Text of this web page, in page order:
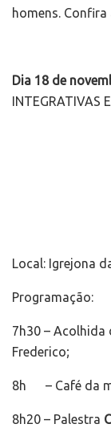
homens.
Dia 18 de
INTEGRATIVAS
Local: Igrejona
Programação:
7h30 – Acolhida
Frederico;
8h – Café da
8h20 – Palestra